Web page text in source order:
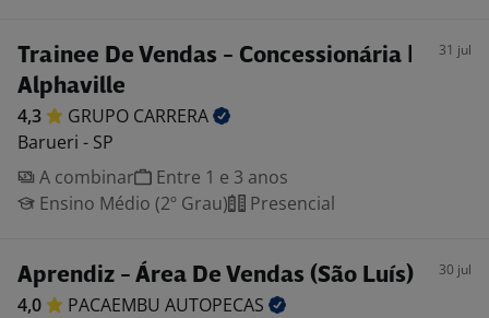
Trainee De Vendas - Concessionária |
Alphaville
31 jul
4,3 GRUPO CARRERA
Barueri - SP
A combinar
Entre 1 e 3 anos
Ensino Médio (2º Grau)
Presencial
Aprendiz - Área De Vendas (São Luís) 30 jul
4,0 PACAEMBU AUTOPECAS